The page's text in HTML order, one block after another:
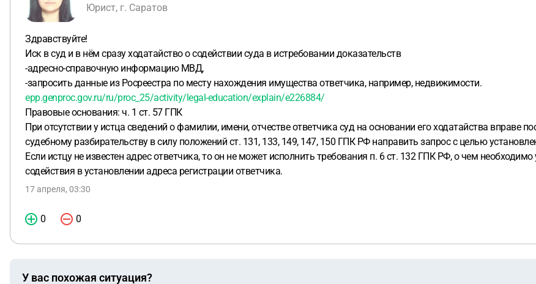
Юрист, г. Саратов
Здравствуйте!
Иск в суд и в нём сразу ходатайство о содействии суда в истребовании доказательств
-адресно-справочную информацию МВД,
-запросить данные из Росреестра по месту нахождения имущества ответчика, например, недвижимости.
epp.genproc.gov.ru/ru/proc_25/activity/legal-education/explain/e226884/
Правовые основания: ч. 1 ст. 57 ГПК
При отсутствии у истца сведений о фамилии, имени, отчестве ответчика суд на основании его ходатайства вправе
судебному разбирательству в силу положений ст. 131, 133, 149, 147, 150 ГПК РФ направить запрос с целью
Если истцу не известен адрес ответчика, то он не может исполнить требования п. 6 ст. 132 ГПК РФ, о чем
содействия в установлении адреса регистрации ответчика.
17 апреля, 03:30
0 0
У вас похожая ситуация?